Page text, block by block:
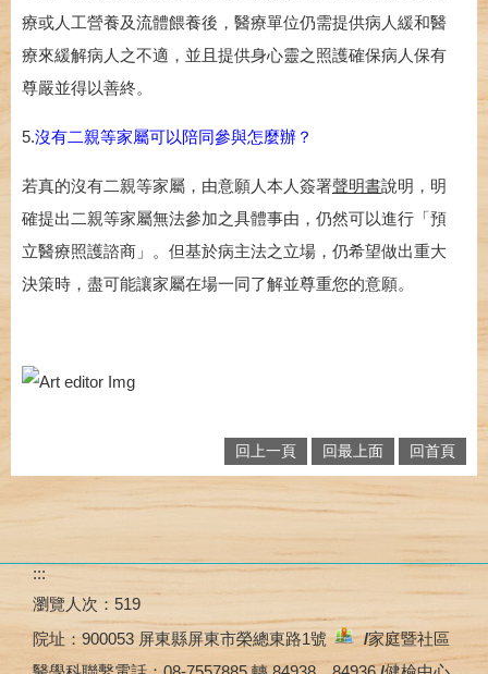
療或人工營養及流體餵養後，醫療單位仍需提供病人緩和醫
療來緩解病人之不適，並且提供身心靈之照護確保病人保有
尊嚴並得以善終。
5.沒有二親等家屬可以陪同參與怎麼辦？
若真的沒有二親等家屬，由意願人本人簽署聲明書說明，明
確提出二親等家屬無法參加之具體事由，仍然可以進行「預
立醫療照護諮商」。但基於病主法之立場，仍希望做出重大
決策時，盡可能讓家屬在場一同了解並尊重您的意願。
回上一頁 回最上面 回首頁
:::
瀏覽人次： 519
院址： 900053 屏東縣屏東市榮總東路1號 /家庭暨社區